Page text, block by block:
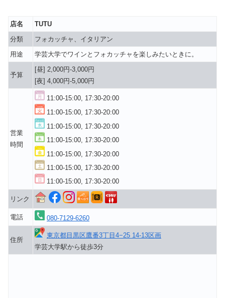
店名
TUTU
分類
フォカッチャ、イタリアン
用途
学芸大学でワインとフォカッチャを楽しみたいときに。
予算
[昼] 2,000円-3,000円
[夜] 4,000円-5,000円
営業
時間
11:00-15:00, 17:30-20:00
11:00-15:00, 17:30-20:00
11:00-15:00, 17:30-20:00
11:00-15:00, 17:30-20:00
11:00-15:00, 17:30-20:00
11:00-15:00, 17:30-20:00
11:00-15:00, 17:30-20:00
リンク
電話 080-7129-6260
住所
東京都目黒区鷹番3丁目4−25 14-13区画
学芸大学駅から徒歩3分